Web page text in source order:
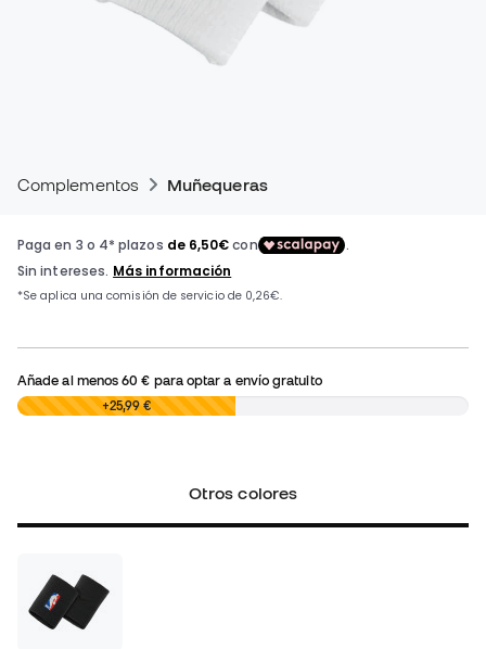
Complementos Muñequeras
Añade al menos60 € para optar a envío gratuito
0,00 € +25,99 €
Otros colores